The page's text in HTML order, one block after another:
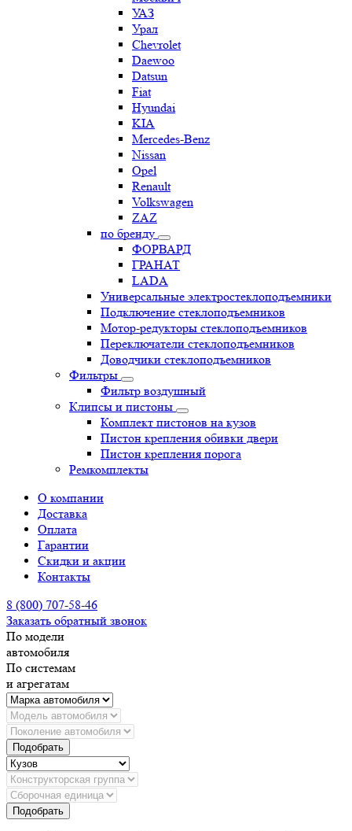
УАЗ
Урал
Chevrolet
Daewoo
Datsun
Fiat
Hyundai
KIA
Mercedes-Benz
Nissan
Opel
Renault
Volkswagen
ZAZ
по бренду
ФОРВАРД
ГРАНАТ
LADA
Универсальные электростеклоподъемники
Подключение стеклоподъемников
Мотор-редукторы стеклоподъемников
Переключатели стеклоподъемников
Доводчики стеклоподъемников
Фильтры
Фильтр воздушный
Клипсы и пистоны
Комплект пистонов на кузов
Пистон крепления обивки двери
Пистон крепления порога
Ремкомплекты
О компании
Доставка
Оплата
Гарантии
Скидки и акции
Контакты
8 (800) 707-58-46
Заказать обратный звонок
По модели
автомобиля
По системам
и агрегатам
Подобрать
Подобрать